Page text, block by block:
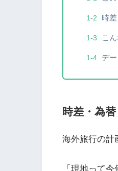
時
こ
デ
時差・為
海外旅行の計
「現地って今